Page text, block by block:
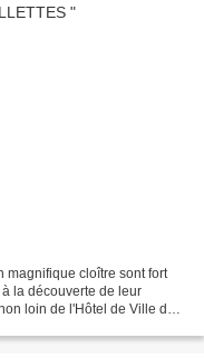
magnifique cloître sont fort
la découverte de leur
loin de l'Hôtel de Ville de